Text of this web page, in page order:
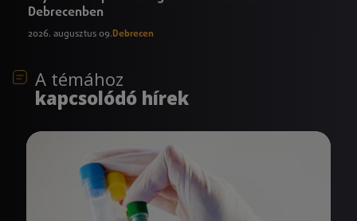
Debrecenben
2026. augusztus 09.Debrecen
A témához
kapcsolódó hírek